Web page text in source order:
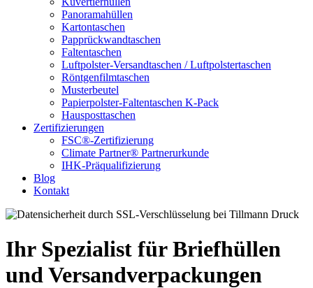
Panoramahüllen
Kartontaschen
Papprückwandtaschen
Faltentaschen
Luftpolster-Versandtaschen / Luftpolstertaschen
Röntgenfilmtaschen
Musterbeutel
Papierpolster-Faltentaschen K-Pack
Hausposttaschen
Zertifizierungen
FSC®-Zertifizierung
Climate Partner® Partnerurkunde
IHK-Präqualifizierung
Blog
Kontakt
Ihr Spezialist für Briefhüllen
und Versandverpackungen